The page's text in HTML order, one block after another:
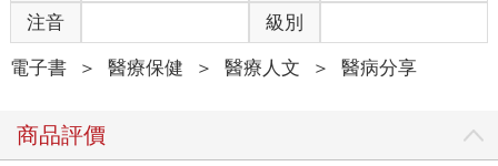
注音 級別
電子書 ＞ 醫療保健 ＞ 醫療人文 ＞ 醫病分享
商品評價